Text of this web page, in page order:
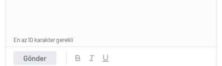
Gönder
En az 10 karakter gerekli